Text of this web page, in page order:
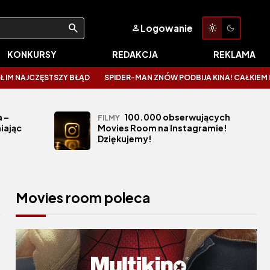
Logowanie
KONKURSY REDAKCJA REKLAMA
BŁĄD SPIDER-MAN ZNÓW PODBIJA KINA! CAŁKIEM NOWY
–
FILMY 100.000 obserwujących
Movies Room na Instagramie!
Dziękujemy!
Movies room poleca